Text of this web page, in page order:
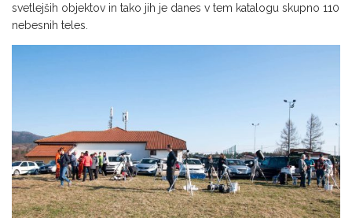
svetlejših objektov in tako jih je danes v tem katalogu skupno 110
nebesnih teles.